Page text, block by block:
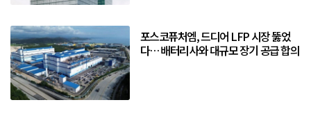
포스코퓨처엠, 드디어 LFP 시장 뚫었
다… 배터리사와 대규모 장기 공급 합의